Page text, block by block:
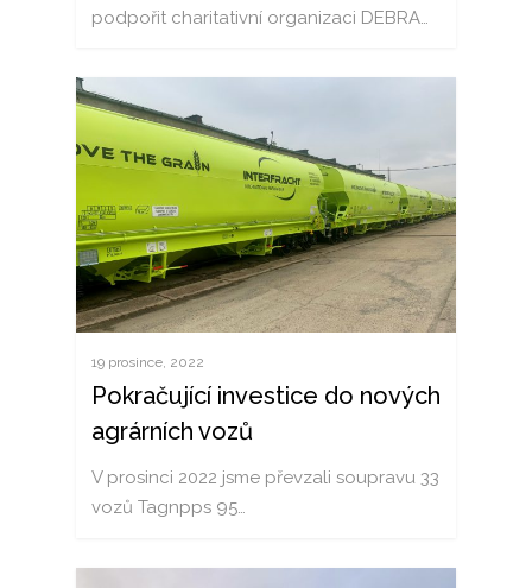
podpořit charitativní organizaci DEBRA…
19 prosince, 2022
Pokračující investice do nových
agrárních vozů
V prosinci 2022 jsme převzali soupravu 33
vozů Tagnpps 95…